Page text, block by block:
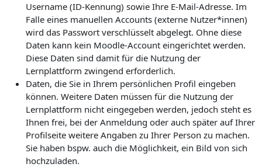
Username (ID-Kennung) sowie Ihre E-Mail-Adresse. Im
Falle eines manuellen Accounts (externe Nutzer*innen)
wird das Passwort verschlüsselt abgelegt. Ohne diese
Daten kann kein Moodle-Account eingerichtet werden.
Diese Daten sind damit für die Nutzung der
Lernplattform zwingend erforderlich.
Daten, die Sie in Ihrem persönlichen Profil eingeben
können. Weitere Daten müssen für die Nutzung der
Lernplattform nicht eingegeben werden, jedoch steht es
Ihnen frei, bei der Anmeldung oder auch später auf Ihrer
Profilseite weitere Angaben zu Ihrer Person zu machen.
Sie haben bspw. auch die Möglichkeit, ein Bild von sich
hochzuladen.